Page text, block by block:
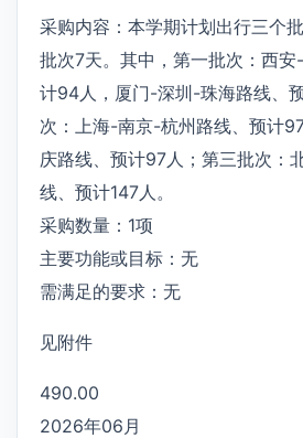
采购内容：本学期计划出行三个
批次7天。其中，第一批次：西
计94人，厦门-深圳-珠海路线、
次：上海-南京-杭州路线、预计
庆路线、预计97人；第三批次：
线、预计147人。
采购数量：1项
主要功能或目标：无
需满足的要求：无
见附件
490.00
2026年06月